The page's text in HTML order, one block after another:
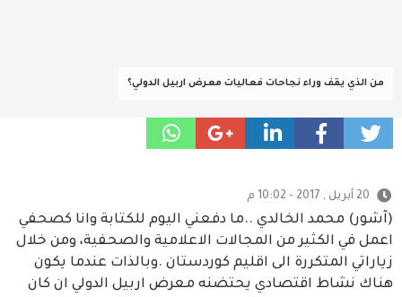
من الذي يقف وراء نجاحات فعاليات معرض اربيل الدولي؟
20 أبريل , 2017 - 10:02 م
(آشور) محمد الخالدي ..ما دفعني اليوم للكتابة وانا كصحفي
اعمل في الكثير من المجالات الاعلامية والصحفية، ومن خلال
زياراتي المتكررة الى اقليم كوردستان .وبالذات عندما يكون
هناك نشاط اقتصادي يحتضنه معرض اربيل الدولي ان كان